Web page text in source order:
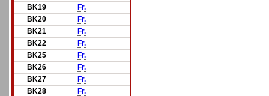
BK19
Fr.
BK20
Fr.
BK21
Fr.
BK22
Fr.
BK25
Fr.
BK26
Fr.
BK27
Fr.
BK28
Fr.